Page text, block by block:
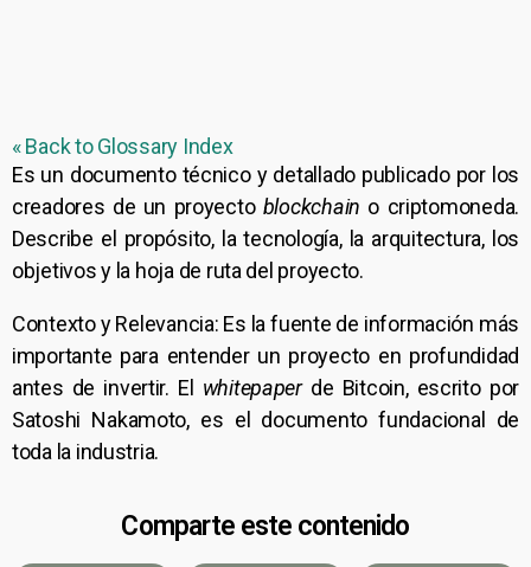
« Back to Glossary Index
Es un documento técnico y detallado publicado por los
creadores de un proyecto blockchain o criptomoneda.
Describe el propósito, la tecnología, la arquitectura, los
objetivos y la hoja de ruta del proyecto.
Contexto y Relevancia: Es la fuente de información más
importante para entender un proyecto en profundidad
antes de invertir. El whitepaperde Bitcoin, escrito por
Satoshi Nakamoto, es el documento fundacional de
toda la industria.
Comparte este contenido